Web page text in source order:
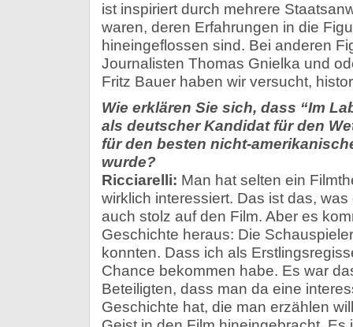
ist inspiriert durch mehrere
waren, deren Erfahrungen in die
hineingeflossen sind. Bei anderen
Journalisten Thomas Gnielka und
Fritz Bauer haben wir versucht,
Wie erklären Sie sich, dass “Im
als deutscher Kandidat für den
für den besten nicht-
wurde?
Ricciarelli: Man hat selten ein
wirklich interessiert. Das ist das,
auch stolz auf den Film. Aber es
Geschichte heraus: Die
konnten. Dass ich als
Chance bekommen habe. Es war
Beteiligten, dass man da eine
Geschichte hat, die man erzählen